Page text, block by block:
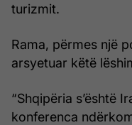
turizmit.
Rama, përmes një
arsyetuar këtë
“Shqipëria s’është
konferenca